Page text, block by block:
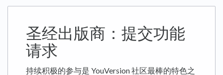
圣经出版商：提交功能
请求
持续积极的参与是 YouVersion 社区最棒的特色之